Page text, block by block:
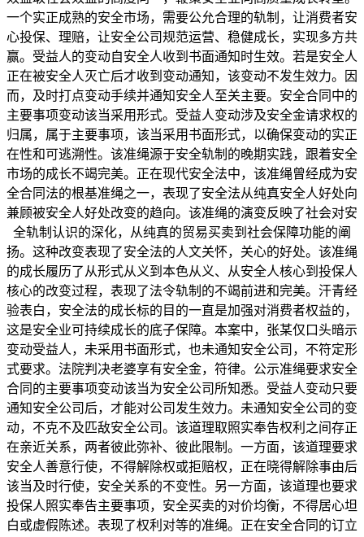
一个实正成熟的安全市场，需要公允合理的轨制，让消费者安
心投保、理赔，让安全公司规范运营、稳健成长，实现多方共
赢。受益人的变动自安全人收到书面通知时生效。若是安全人
正在被安全人灭亡后才收到变动通知，该变动不发生效力。因
而，及时打点变动手续并通知安全人至关主要。安全合同中的
主要事项变动该当采用形式。受益人变动涉及安全金请求权的
归属，属于主要事项，该当采用书面形式，以确保变动的实正
在性和可逃溯性。该准绳源于安全轨制的晚期实践，跟着安全
市场的成长不竭完美。正在现代安全法中，该准绳曾经成为安
全合同法的根基准绳之一，表现了安全法从纯真安全人好处向
兼顾被安全人好处改变的趋向。该准绳的演变反映了社会对安
全轨制认识的深化，从纯真的贸易买卖到社会保障功能的阐
扬。这种改变表现了安全法的人文关怀，关心的好处。该准绳
的成长履历了从形式从义到本色从义、从安全人核心到投保人
核心的改变过程，表现了法令轨制的不竭前进和完美。汗青经
验表白，安全法的成长标的目的一直是加强对消费者权益的，
这是安全业可持续成长的底子保障。本案中，张某仅口头暗示
变动受益人，未采用书面形式，也未通知安全公司，不符定形
式要求。法院判决老婆享有安全金，符律。公示准绳要求安全
合同的主要事项变动该当为安全公司所知悉。受益人变动只要
通知安全公司后，才能对公司发生效力。未通知安全公司的变
动，不克不及匹敌安全公司。该道理取照实奉告权利之间存正
在亲近关系，两者彼此弥补、彼此限制。一方面，该道理要求
安全人善意行使，不得解除权或拒赔权，正在晓得解除事由后
该当及时行使，安全关系的不变性。另一方面，该道理也要求
投保人照实奉告主要事项，安全买卖的对价均衡，不得居心坦
白或虚假陈述。表现了权利对等的准绳。正在安全合同的订立